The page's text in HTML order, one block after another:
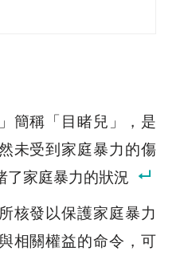
簡稱「目睹兒」，是
未受到家庭暴力的傷
了家庭暴力的狀況
核發以保護家庭暴力
相關權益的命令，可